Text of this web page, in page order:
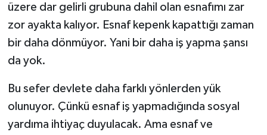
üzere dar gelirli grubuna dahil olan esnafımı zar
zor ayakta kalıyor. Esnaf kepenk kapattığı zaman
bir daha dönmüyor. Yani bir daha iş yapma şansı
da yok.
Bu sefer devlete daha farklı yönlerden yük
olunuyor. Çünkü esnaf iş yapmadığında sosyal
yardıma ihtiyaç duyulacak. Ama esnaf ve